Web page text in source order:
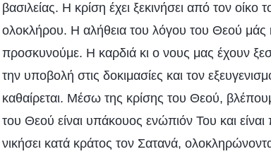
βασιλείας. Η κρίση έχει ξεκινήσει από τον
ολοκλήρου. Η αλήθεια του λόγου του Θεού
προσκυνούμε. Η καρδιά κι ο νους μας έχουν
την υποβολή στις δοκιμασίες και τον
καθαίρεται. Μέσω της κρίσης του Θεού,
του Θεού είναι υπάκουος ενώπιόν Του και
νικήσει κατά κράτος τον Σατανά,